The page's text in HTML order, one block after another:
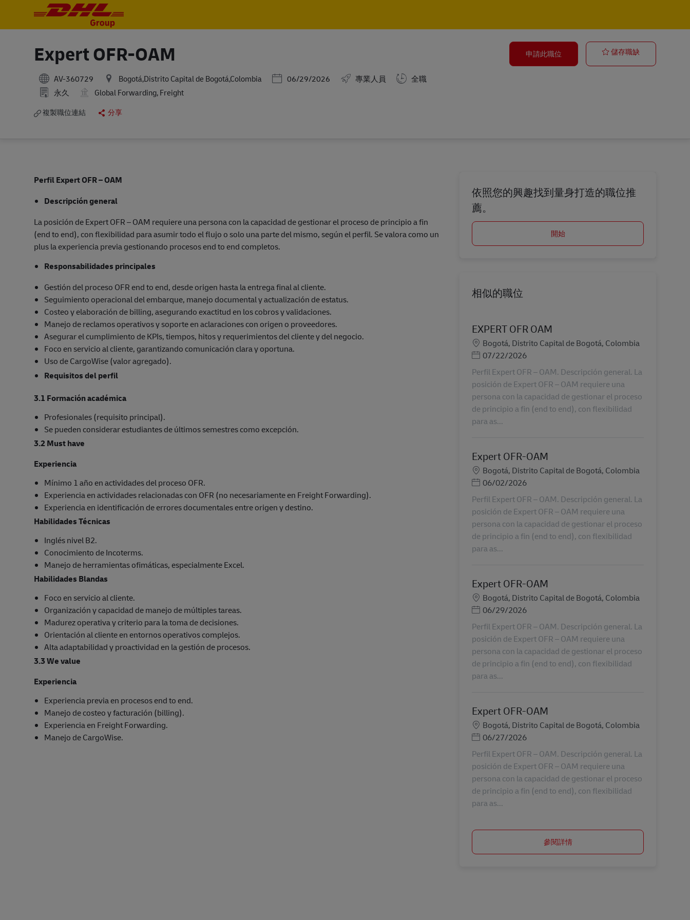
Expert OFR-OAM
AV-360729 Bogotá,Distrito Capital de Bogotá,Colombia Posted Date
06/29/2026 專業人員
全職
永久
Global Forwarding, Freight
複製職位連結 分享
申請此職位 儲存職缺Expert OFR-
Perfil Expert OFR – OAM
Descripción general
La posición de Expert OFR – OAM requiere una persona con la capacidad de gestionar el proceso de principio a fin
(end to end), con flexibilidad para asumir todo el flujo o solo una parte del mismo, según el perfil. Se valora como un
plus la experiencia previa gestionando procesos end to end completos.
Responsabilidades principales
Gestión del proceso OFR end to end, desde origen hasta la entrega final al cliente.
Seguimiento operacional del embarque, manejo documental y actualización de estatus.
Costeo y elaboración de billing, asegurando exactitud en los cobros y validaciones.
Manejo de reclamos operativos y soporte en aclaraciones con origen o proveedores.
Asegurar el cumplimiento de KPIs, tiempos, hitos y requerimientos del cliente y del negocio.
Foco en servicio al cliente, garantizando comunicación clara y oportuna.
Uso de CargoWise (valor agregado).
Requisitos del perfil
3.1 Formación académica
Profesionales (requisito principal).
Se pueden considerar estudiantes de últimos semestres como excepción.
3.2 Must have
Experiencia
Mínimo 1 año en actividades del proceso OFR.
Experiencia en actividades relacionadas con OFR (no necesariamente en Freight Forwarding).
Experiencia en identificación de errores documentales entre origen y destino.
Habilidades Técnicas
Inglés nivel B2.
Conocimiento de Incoterms.
Manejo de herramientas ofimáticas, especialmente Excel.
Habilidades Blandas
Foco en servicio al cliente.
Organización y capacidad de manejo de múltiples tareas.
Madurez operativa y criterio para la toma de decisiones.
Orientación al cliente en entornos operativos complejos.
Alta adaptabilidad y proactividad en la gestión de procesos.
3.3 We value
Experiencia
Experiencia previa en procesos end to end.
Manejo de costeo y facturación (billing).
Experiencia en Freight Forwarding.
Manejo de CargoWise.
依照您的興趣找到量身打造的職位推
薦。
開始
相似的職位
EXPERT OFR OAM
地點Bogotá, Distrito Capital de Bogotá, Colombia
Posted Date
07/22/2026
Perfil Expert OFR – OAM. Descripción general. La
posición de Expert OFR – OAM requiere una
persona con la capacidad de gestionar el proceso
de principio a fin (end to end), con flexibilidad
para as...
Expert OFR-OAM
地點Bogotá, Distrito Capital de Bogotá, Colombia
Posted Date
06/02/2026
Perfil Expert OFR – OAM. Descripción general. La
posición de Expert OFR – OAM requiere una
persona con la capacidad de gestionar el proceso
de principio a fin (end to end), con flexibilidad
para as...
Expert OFR-OAM
地點Bogotá, Distrito Capital de Bogotá, Colombia
Posted Date
06/29/2026
Perfil Expert OFR – OAM. Descripción general. La
posición de Expert OFR – OAM requiere una
persona con la capacidad de gestionar el proceso
de principio a fin (end to end), con flexibilidad
para as...
Expert OFR-OAM
地點Bogotá, Distrito Capital de Bogotá, Colombia
Posted Date
06/27/2026
Perfil Expert OFR – OAM. Descripción general. La
posición de Expert OFR – OAM requiere una
persona con la capacidad de gestionar el proceso
de principio a fin (end to end), con flexibilidad
para as...
參閱詳情